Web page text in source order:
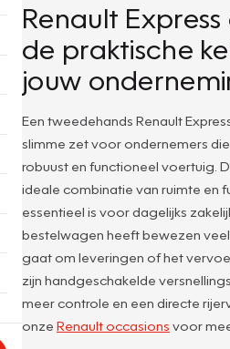
Renault
de praktische
jouw
Een tweedehands Renault
slimme zet voor ondernemers
robuust en functioneel voertuig.
ideale combinatie van ruimte en
essentieel is voor dagelijks
bestelwagen heeft bewezen
gaat om leveringen of het
zijn handgeschakelde
meer controle en een directe
onze Renault occasions voor